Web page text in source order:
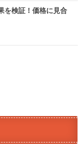
を検証！価格に見合